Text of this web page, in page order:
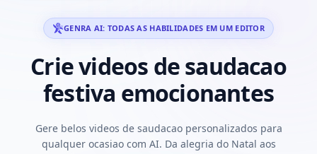
GENRA AI: TODAS AS HABILIDADES EM UM EDITOR
Crievideos desaudacao
festiva emocionantes
Gere belos videos de saudacao personalizados para
qualquer ocasiao com AI. Da alegria do Natal aos